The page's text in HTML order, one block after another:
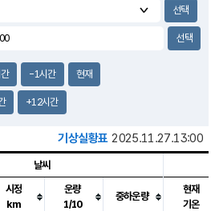
m/s
-1시간 현재
+12시간
기상실황표 2025.11.27.13:00
날씨
시정
km
운량
1/10
중하운량
현재
기온